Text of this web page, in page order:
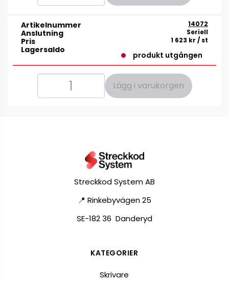
Artikelnummer 14072
Anslutning Seriell
Pris 1 623 kr / st
Lagersaldo
produkt utgången
Lägg i varukorgen
Streckkod System AB
📍 Rinkebyvägen 25
SE-182 36 Danderyd
KATEGORIER
Skrivare